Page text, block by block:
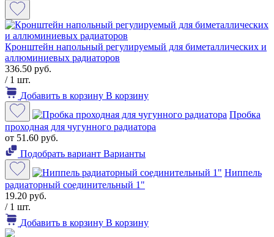
Кронштейн напольный регулируемый для биметаллических и
аллюминиевых радиаторов
336.50 руб.
/ 1 шт.
Добавить в корзину В корзину
Пробка
проходная для чугунного радиатора
от 51.60 руб.
Подобрать вариант Варианты
Ниппель
радиаторный соединительный 1"
19.20 руб.
/ 1 шт.
Добавить в корзину В корзину